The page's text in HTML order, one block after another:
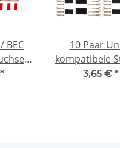
BEC
(20
*
10 Paar
kompatibele
+ Buchse
3,65 € *